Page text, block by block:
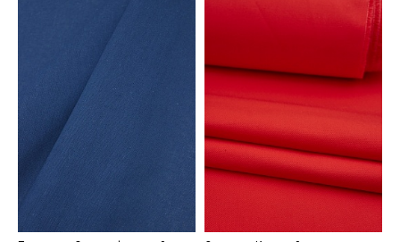
Секретная рассылка от Купава
Мы публикуем здесь дополнительные